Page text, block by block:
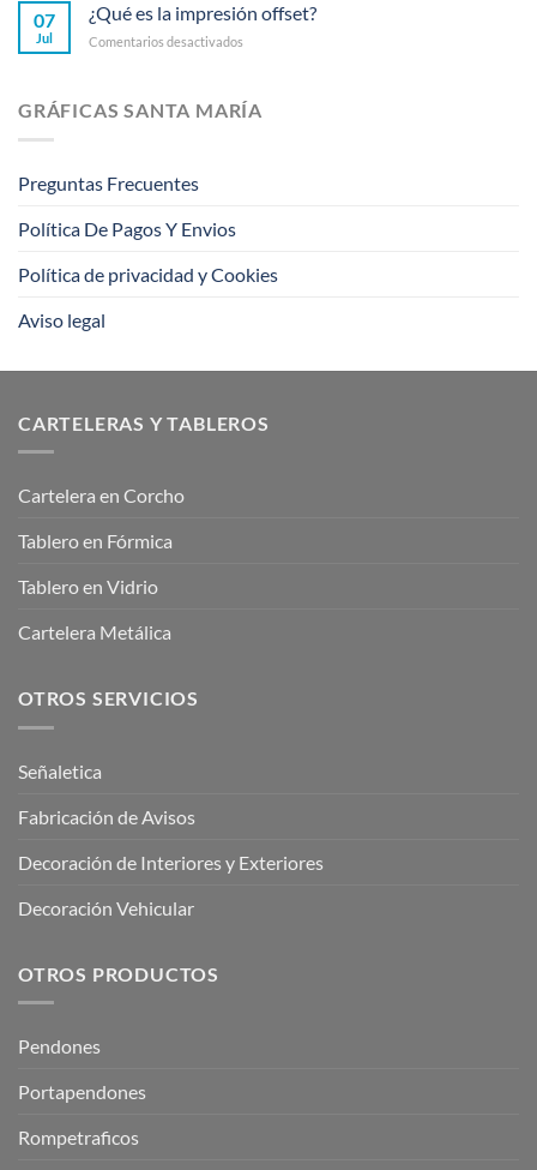
que
barreras
email
marketing,
consejos
07
Jul
¿Qué es la impresión offset?
Comentarios desactivados
la
impresión
GRÁFICAS SANTA MARÍA
Preguntas Frecuentes
Política De Pagos Y Envios
Política de privacidad y Cookies
Aviso legal
CARTELERAS Y TABLEROS
Cartelera en Corcho
Tablero en Fórmica
Tablero en Vidrio
Cartelera Metálica
OTROS SERVICIOS
Señaletica
Fabricación de Avisos
Decoración de Interiores y Exteriores
Decoración Vehicular
OTROS PRODUCTOS
Pendones
Portapendones
Rompetraficos